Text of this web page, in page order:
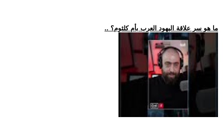
.. ما هو سر علاقة اليهود العرب بأم كلثوم؟